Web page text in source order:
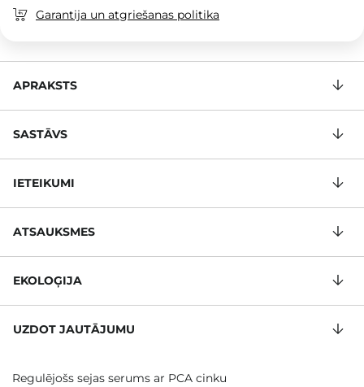
Garantija un atgriešanas politika
APRAKSTS
SASTĀVS
IETEIKUMI
ATSAUKSMES
EKOLOĢIJA
UZDOT JAUTĀJUMU
Regulējošs sejas serums ar PCA cinku